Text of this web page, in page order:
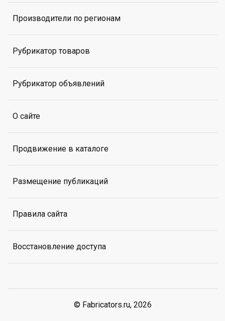
Производители по регионам
Рубрикатор товаров
Рубрикатор объявлений
О сайте
Продвижение в каталоге
Размещение публикаций
Правила сайта
Восстановление доступа
© Fabricators.ru, 2026